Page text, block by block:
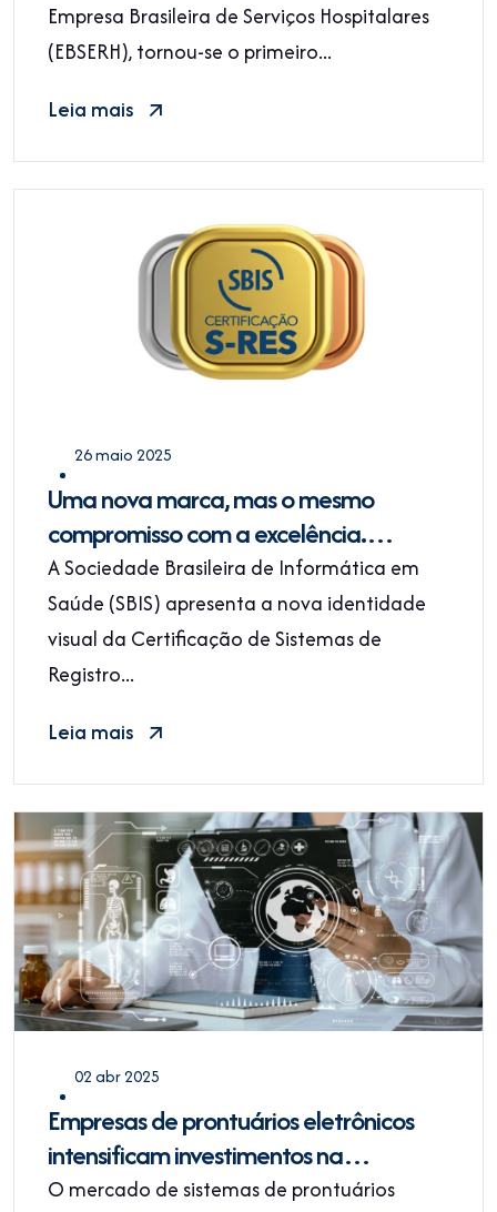
Empresa Brasileira de Serviços Hospitalares
(EBSERH), tornou-se o primeiro...
Leia mais
26 maio 2025
Uma nova marca, mas o mesmo
compromisso com a excelência.
Certificação de S-RES SBIS de cara
nova
A Sociedade Brasileira de Informática em
Saúde (SBIS) apresenta a nova identidade
visual da Certificação de Sistemas de
Registro...
Leia mais
02 abr 2025
Empresas de prontuários eletrônicos
intensificam investimentos na
Certificação SBIS para se consolidarem
O mercado de sistemas de prontuários